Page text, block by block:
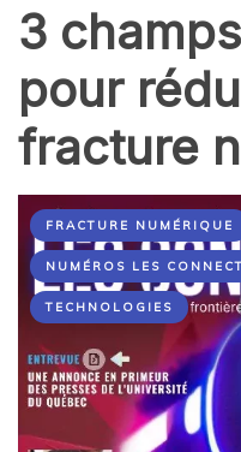
3
pour
fracture
FRACTURE NUMÉRIQUE
NUMÉROS LES
TECHNOLOGIES